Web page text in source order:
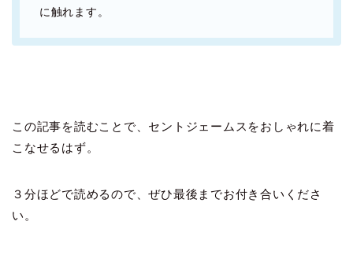
に触れます。
この記事を読むことで、セントジェームスをおしゃれに着
こなせるはず。
３分ほどで読めるので、ぜひ最後までお付き合いくださ
い。